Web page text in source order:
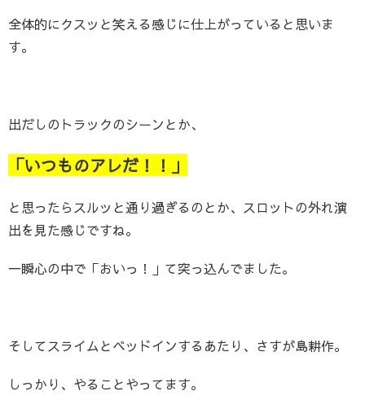
全体的にクスッと笑える感じに仕上がっていると思いま
す。
出だしのトラックのシーンとか、
「いつものアレだ！！」
と思ったらスルッと通り過ぎるのとか、スロットの外れ演
出を見た感じですね。
一瞬心の中で「おいっ！」て突っ込んでました。
そしてスライムとベッドインするあたり、さすが島耕作。
しっかり、やることやってます。